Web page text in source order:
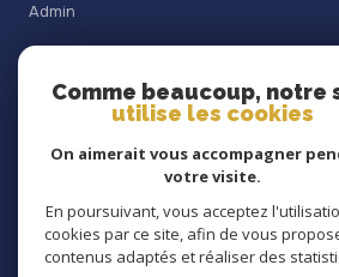
Admin
Comme beaucoup, notre
utilise les cookies
On aimerait vous accompagner
votre visite.
En poursuivant, vous acceptez
cookies par ce site, afin de vous
contenus adaptés et réaliser des